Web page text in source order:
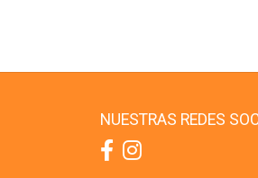
NUESTRAS REDES